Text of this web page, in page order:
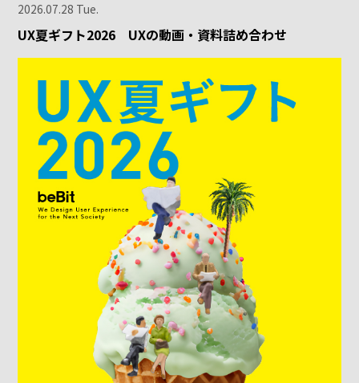
2026.07.28 Tue.
UX夏ギフト2026 UXの動画・資料詰め合わせ